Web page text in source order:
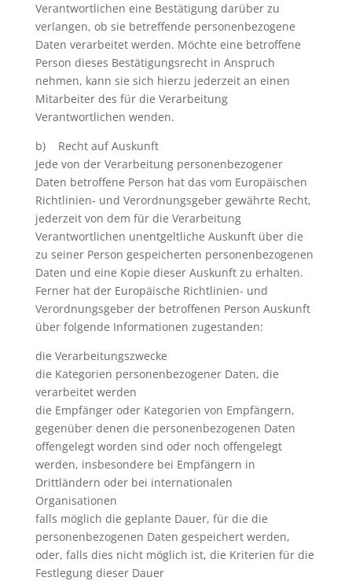
Verantwortlichen eine Bestätigung darüber zu
verlangen, ob sie betreffende personenbezogene
Daten verarbeitet werden. Möchte eine betroffene
Person dieses Bestätigungsrecht in Anspruch
nehmen, kann sie sich hierzu jederzeit an einen
Mitarbeiter des für die Verarbeitung
Verantwortlichen wenden.
b) Recht auf Auskunft
Jede von der Verarbeitung personenbezogener
Daten betroffene Person hat das vom Europäischen
Richtlinien- und Verordnungsgeber gewährte Recht,
jederzeit von dem für die Verarbeitung
Verantwortlichen unentgeltliche Auskunft über die
zu seiner Person gespeicherten personenbezogenen
Daten und eine Kopie dieser Auskunft zu erhalten.
Ferner hat der Europäische Richtlinien- und
Verordnungsgeber der betroffenen Person Auskunft
über folgende Informationen zugestanden:
die Verarbeitungszwecke
die Kategorien personenbezogener Daten, die
verarbeitet werden
die Empfänger oder Kategorien von Empfängern,
gegenüber denen die personenbezogenen Daten
offengelegt worden sind oder noch offengelegt
werden, insbesondere bei Empfängern in
Drittländern oder bei internationalen
Organisationen
falls möglich die geplante Dauer, für die die
personenbezogenen Daten gespeichert werden,
oder, falls dies nicht möglich ist, die Kriterien für die
Festlegung dieser Dauer